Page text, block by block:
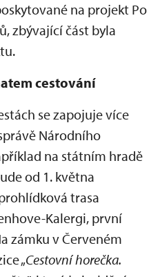
na projekt Po
zbývající část byla
cestování
se zapojuje více
Národního
na státním hradě
od 1. května
trasa
Kalergi, první
zámku v Červeném
„Cestovní horečka.